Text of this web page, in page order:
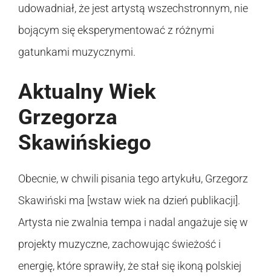
udowadniał, że jest artystą wszechstronnym, nie
bojącym się eksperymentować z różnymi
gatunkami muzycznymi.
Aktualny Wiek
Grzegorza
Skawińskiego
Obecnie, w chwili pisania tego artykułu, Grzegorz
Skawiński ma [wstaw wiek na dzień publikacji].
Artysta nie zwalnia tempa i nadal angażuje się w
projekty muzyczne, zachowując świeżość i
energię, które sprawiły, że stał się ikoną polskiej